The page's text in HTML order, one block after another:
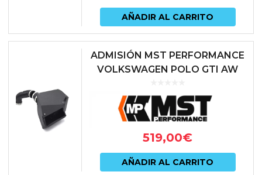
AÑADIR AL CARRITO
ADMISIÓN MST PERFORMANCE
VOLKSWAGEN POLO GTI AW
519,00€
AÑADIR AL CARRITO